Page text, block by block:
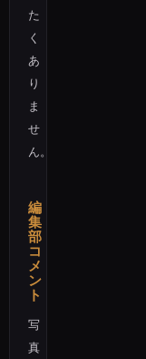
た
く
あ
り
ま
せ
ん。
編
集
部
コ
メ
ン
ト
写
真